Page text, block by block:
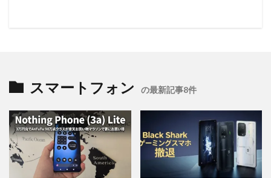
スマートフォン の最新記事8件